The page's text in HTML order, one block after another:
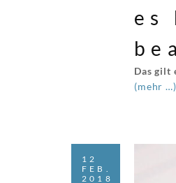
es
Das gilt
(mehr …)
12
FEB.
2018